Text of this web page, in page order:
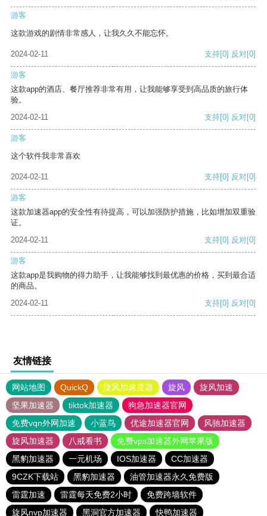
游客
这款游戏的剧情非常感人，让我久久不能忘怀。
2024-02-11 支持[0] 反对[0]
游客
这款app的酒店、餐厅推荐非常有用，让我能够享受到高品质的旅行体
验。
2024-02-11
支持[0] 反对[0]
游客
这个软件我非常喜欢
2024-02-11 支持[0] 反对[0]
游客
这款加速器app的安全性有待提高，可以加强防护措施，比如增加双重验
证。
2024-02-11
支持[0] 反对[0]
游客
这款app是我购物的得力助手，让我能够找到最优惠的价格，买到最合适
的商品。
2024-02-11
支持[0] 反对[0]
友情链接
网站地图 QuickQ 旋风加速度器 旋风
旋风加速
坚果加速器
tiktok加速器
狗急加速器官网
免费vqn外网加速
小蓝鸟 优途加速器官网
风驰加速器
旋风加速器
八戒看书
免费vps加速器外网苹果版
黑豹加速器
一元机场 IOS加速器
CC加速器
9CZK下载站
黑豹加速器
油管加速器永久免费版
雷霆加速
雷霆每天免费2小时
免费跨墙软件
旋风nvp加速器
黑洞官方加速器 快鸭加速器